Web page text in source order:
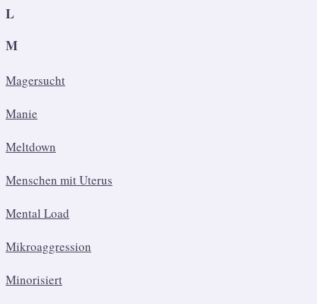
L
M
Magersucht
Manie
Meltdown
Menschen mit Uterus
Mental Load
Mikroaggression
Minorisiert